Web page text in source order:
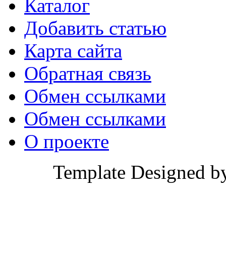
Каталог
Добавить статью
Карта сайта
Обратная связь
Обмен ссылками
Обмен ссылками
О проекте
Template Designed